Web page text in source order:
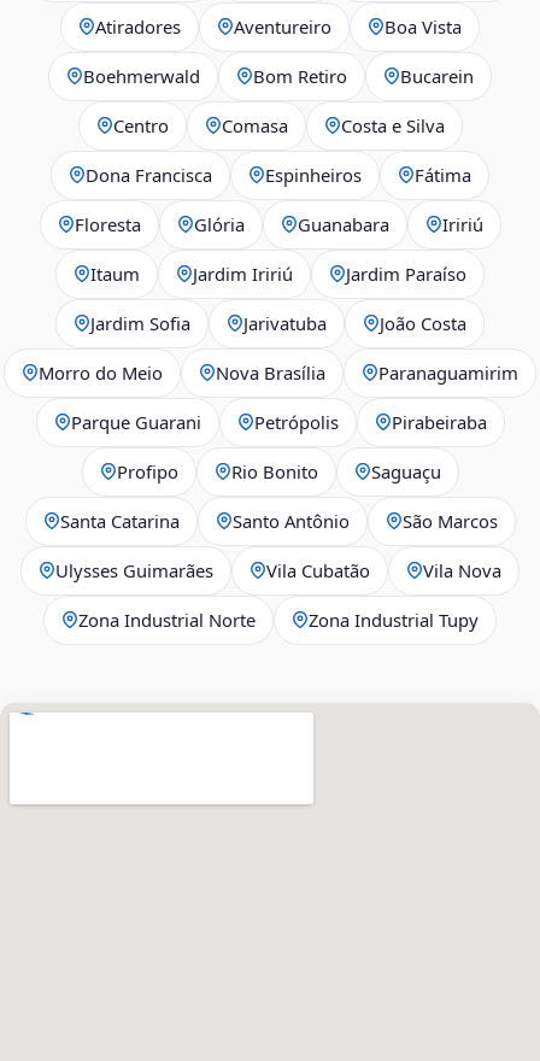
Atiradores Aventureiro Boa Vista
Boehmerwald Bom Retiro Bucarein
Centro Comasa Costa e Silva
Dona Francisca Espinheiros Fátima
Floresta Glória Guanabara Iririú
Itaum Jardim Iririú Jardim Paraíso
Jardim Sofia Jarivatuba João Costa
Morro do Meio Nova Brasília Paranaguamirim
Parque Guarani Petrópolis Pirabeiraba
Profipo Rio Bonito Saguaçu
Santa Catarina Santo Antônio São Marcos
Ulysses Guimarães Vila Cubatão Vila Nova
Zona Industrial Norte Zona Industrial Tupy